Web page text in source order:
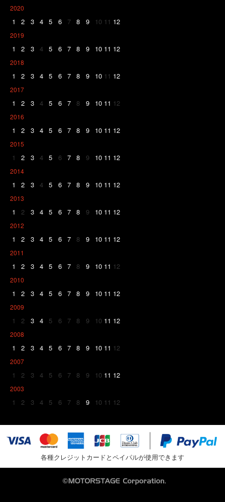
2020
1 2 3 4 5 6 7 8 9 10 11 12
2019
1 2 3 4 5 6 7 8 9 10 11 12
2018
1 2 3 4 5 6 7 8 9 10 11 12
2017
1 2 3 4 5 6 7 8 9 10 11 12
2016
1 2 3 4 5 6 7 8 9 10 11 12
2015
1 2 3 4 5 6 7 8 9 10 11 12
2014
1 2 3 4 5 6 7 8 9 10 11 12
2013
1 2 3 4 5 6 7 8 9 10 11 12
2012
1 2 3 4 5 6 7 8 9 10 11 12
2011
1 2 3 4 5 6 7 8 9 10 11 12
2010
1 2 3 4 5 6 7 8 9 10 11 12
2009
1 2 3 4 5 6 7 8 9 10 11 12
2008
1 2 3 4 5 6 7 8 9 10 11 12
2007
1 2 3 4 5 6 7 8 9 10 11 12
2003
1 2 3 4 5 6 7 8 9 10 11 12
各種クレジットカードとペイパルが使用できます